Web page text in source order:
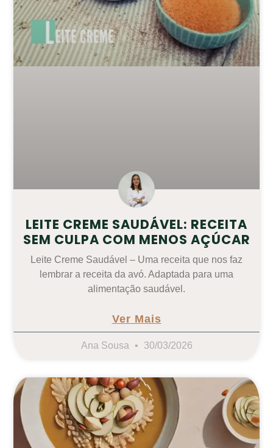
LEITE CREME SAUDÁVEL: RECEITA
SEM CULPA COM MENOS AÇÚCAR
Leite Creme Saudável – Uma receita que nos faz
lembrar a receita da avó. Adaptada para uma
alimentação saudável.
Ver Mais
Ana Sousa 30/03/2026